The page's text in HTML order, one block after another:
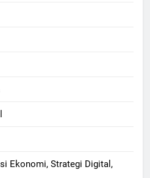
Ekonomi, Strategi Digital,